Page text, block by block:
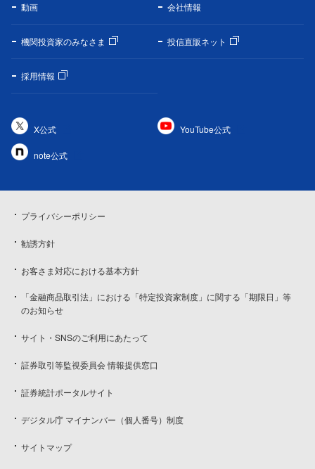
動画 会社情報
機関投資家のみなさま 投信直販ネット
採用情報
X公式 YouTube公式
note公式
プライバシーポリシー
勧誘方針
お客さま対応における基本方針
「金融商品取引法」における「特定投資家制度」に関する「期限日」等
のお知らせ
サイト・SNSのご利用にあたって
証券取引等監視委員会 情報提供窓口
証券統計ポータルサイト
デジタル庁 マイナンバー（個人番号）制度
サイトマップ